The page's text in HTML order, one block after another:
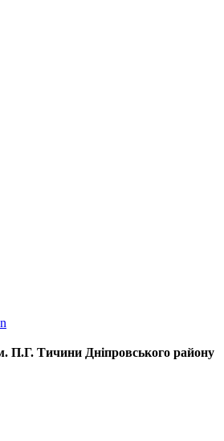
П.Г. Тичини Дніпровського району